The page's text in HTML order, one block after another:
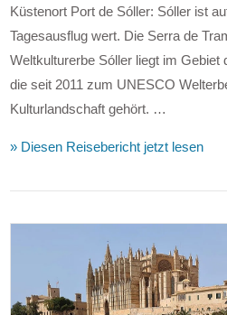
Küstenort Port de Sóller: Sóller ist
Tagesausflug wert. Die Serra de
Weltkulturerbe Sóller liegt im Gebiet
die seit 2011 zum UNESCO
Kulturlandschaft gehört. …
» Diesen Reisebericht jetzt lesen